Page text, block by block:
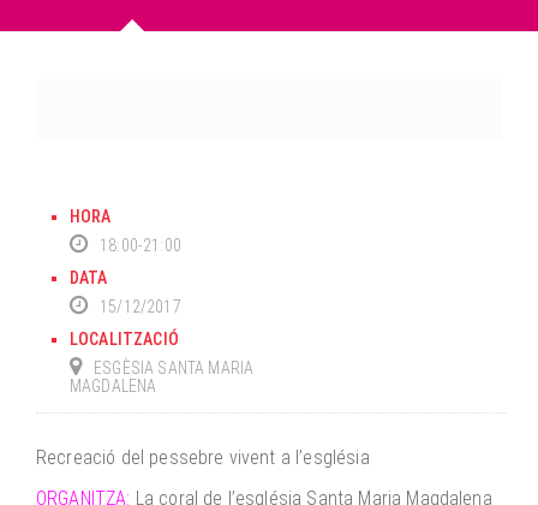
HORA
18:00-21:00
DATA
15/12/2017
LOCALITZACIÓ
ESGÈSIA SANTA MARIA
MAGDALENA
Recreació del pessebre vivent a l’església
ORGANITZA: La coral de l’església Santa Maria Magdalena